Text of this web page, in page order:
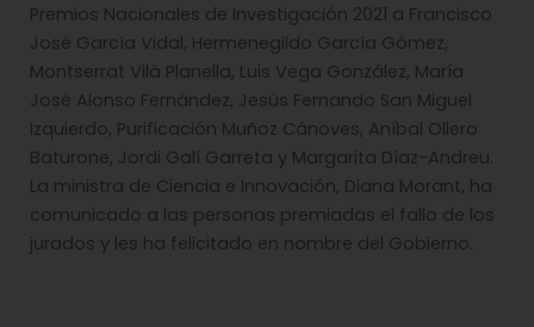
Premios Nacionales de Investigación 2021 a Francisco
José García Vidal, Hermenegildo García Gómez,
Montserrat Vilà Planella, Luis Vega González, María
José Alonso Fernández, Jesús Fernando San Miguel
Izquierdo, Purificación Muñoz Cánoves, Aníbal Ollero
Baturone, Jordi Galí Garreta y Margarita Díaz-Andreu.
La ministra de Ciencia e Innovación, Diana Morant, ha
comunicado a las personas premiadas el fallo de los
jurados y les ha felicitado en nombre del Gobierno.